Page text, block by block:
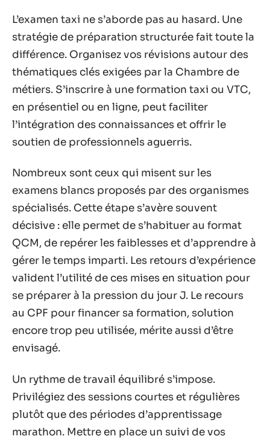
L’examen taxi ne s’aborde pas au hasard. Une
stratégie de préparation structurée fait toute la
différence. Organisez vos révisions autour des
thématiques clés exigées par la Chambre de
métiers. S’inscrire à une formation taxi ou VTC,
en présentiel ou en ligne, peut faciliter
l’intégration des connaissances et offrir le
soutien de professionnels aguerris.
Nombreux sont ceux qui misent sur les
examens blancs proposés par des organismes
spécialisés. Cette étape s’avère souvent
décisive : elle permet de s’habituer au format
QCM, de repérer les faiblesses et d’apprendre à
gérer le temps imparti. Les retours d’expérience
valident l’utilité de ces mises en situation pour
se préparer à la pression du jour J. Le recours
au CPF pour financer sa formation, solution
encore trop peu utilisée, mérite aussi d’être
envisagé.
Un rythme de travail équilibré s’impose.
Privilégiez des sessions courtes et régulières
plutôt que des périodes d’apprentissage
marathon. Mettre en place un suivi de vos